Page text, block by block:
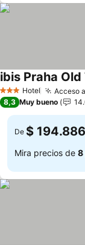
3 Estrellas
Hotel Acceso
ibis Praha Old
8,3 Muy bueno
De $ 194.886
Mira precios de 8